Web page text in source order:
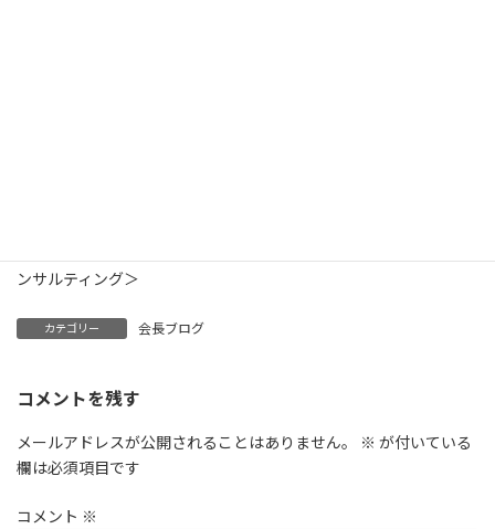
ンサルティング＞
カテゴリー 会長ブログ
コメントを残す
メールアドレスが公開されることはありません。 ※ が付いている
欄は必須項目です
コメント ※